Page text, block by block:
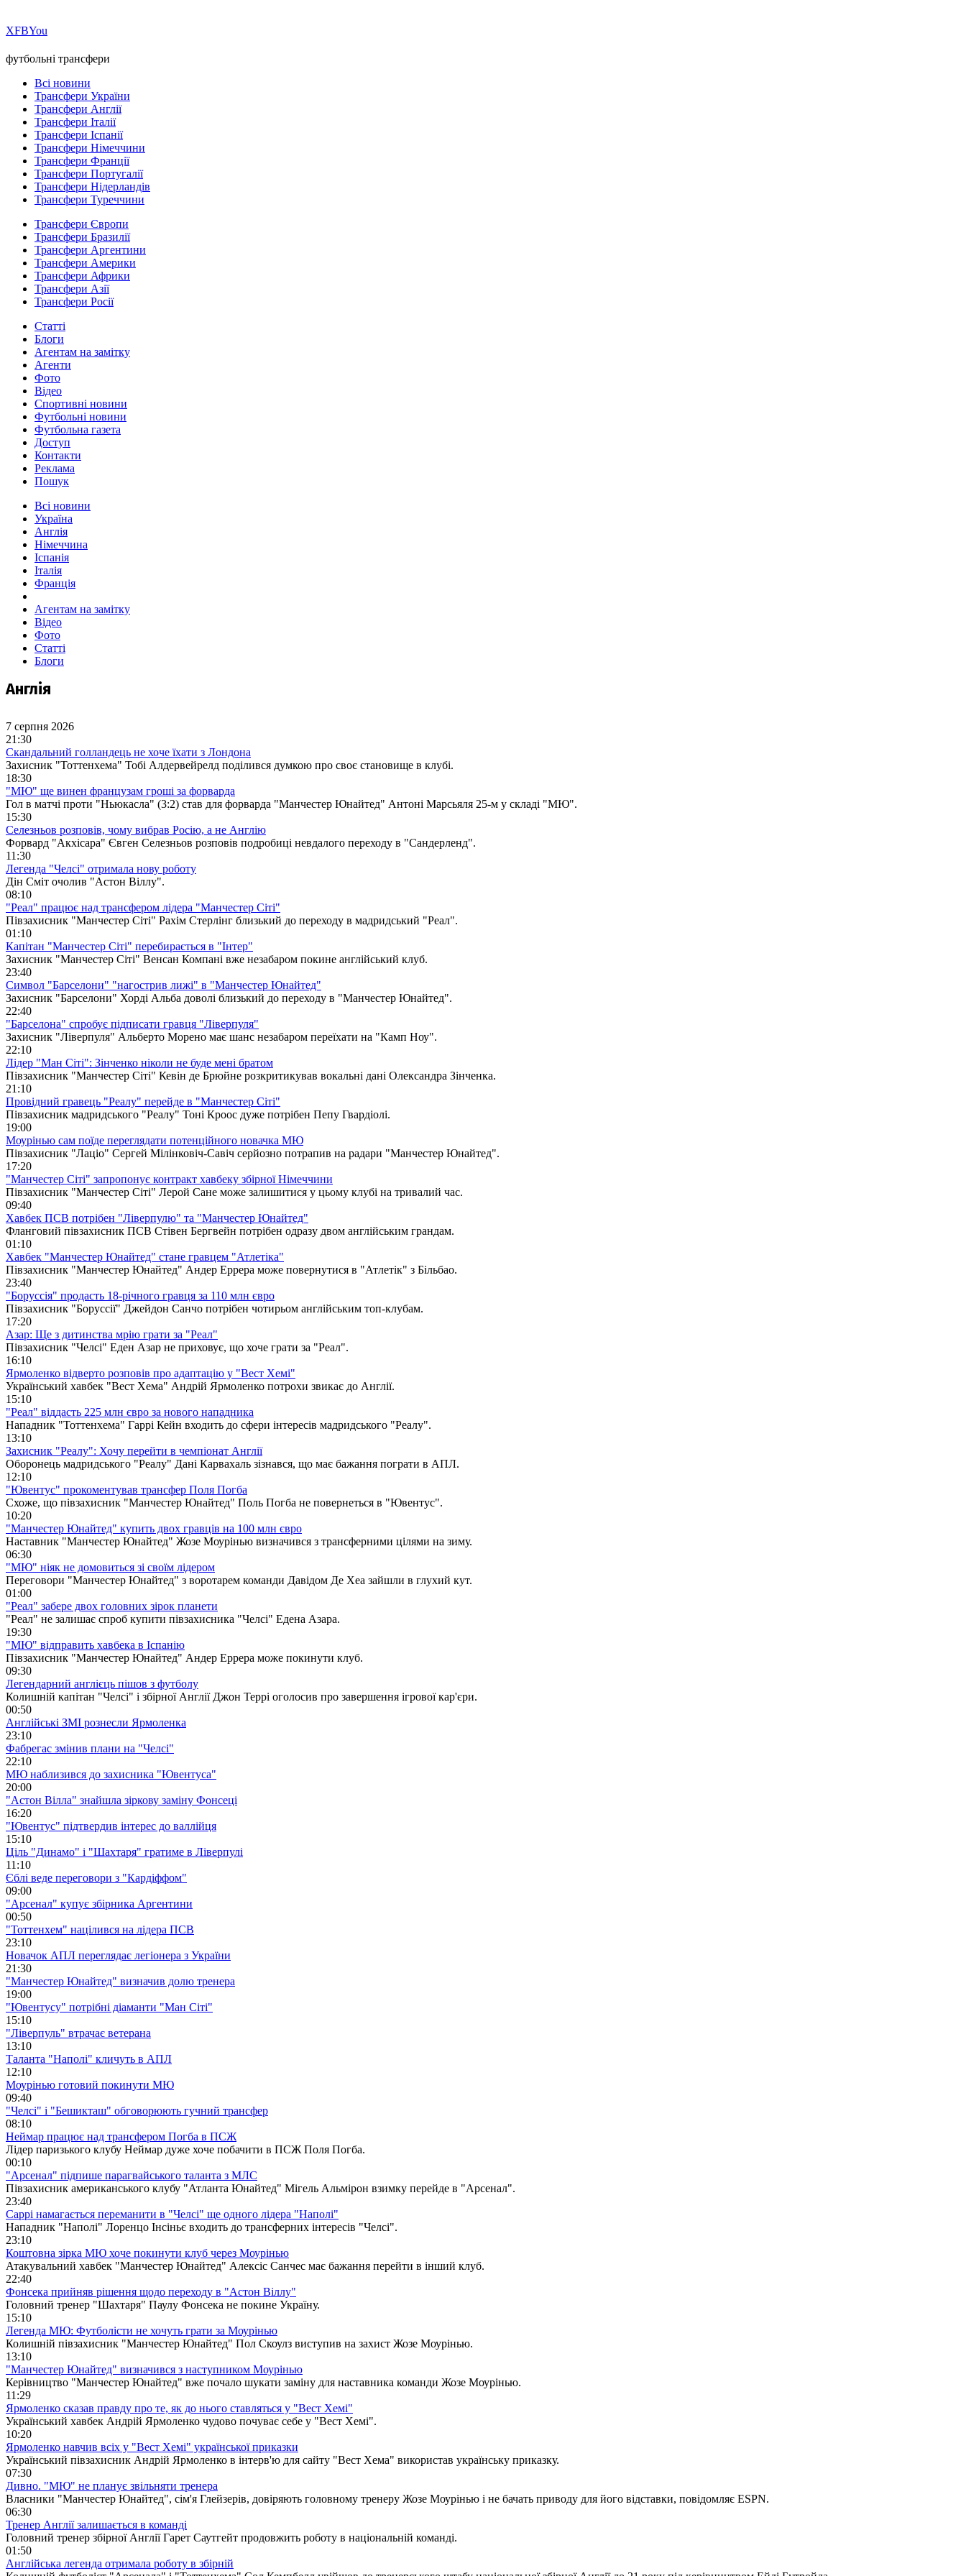
ХFBYou
футбольні трансфери
Всі новини
Трансфери України
Трансфери Англії
Трансфери Італії
Трансфери Іспанії
Трансфери Німеччини
Трансфери Франції
Трансфери Португалії
Трансфери Нідерландів
Трансфери Туреччини
Трансфери Європи
Трансфери Бразилії
Трансфери Аргентини
Трансфери Америки
Трансфери Африки
Трансфери Азії
Трансфери Росії
Статті
Блоги
Агентам на замітку
Агенти
Фото
Відео
Спортивні новини
Футбольні новини
Футбольна газета
Доступ
Контакти
Реклама
Пошук
Всі новини
Україна
Англія
Німеччина
Іспанія
Італія
Франція
Агентам на замітку
Відео
Фото
Статті
Блоги
Англія
7 серпня 2026
21:30
Скандальний голландець не хоче їхати з Лондона
Захисник "Тоттенхема" Тобі Алдервейрелд поділився думкою про своє становище в клубі.
18:30
"МЮ" ще винен французам гроші за форварда
Гол в матчі проти "Ньюкасла" (3:2) став для форварда "Манчестер Юнайтед" Антоні Марсьяля 25-м у складі "МЮ".
15:30
Селезньов розповів, чому вибрав Росію, а не Англію
Форвард "Акхісара" Євген Селезньов розповів подробиці невдалого переходу в "Сандерленд".
11:30
Легенда "Челсі" отримала нову роботу
Дін Сміт очолив "Астон Віллу".
08:10
"Реал" працює над трансфером лідера "Манчестер Сіті"
Півзахисник "Манчестер Сіті" Рахім Стерлінг близький до переходу в мадридський "Реал".
01:10
Капітан "Манчестер Сіті" перебирається в "Інтер"
Захисник "Манчестер Сіті" Венсан Компані вже незабаром покине англійський клуб.
23:40
Символ "Барселони" "нагострив лижі" в "Манчестер Юнайтед"
Захисник "Барселони" Хорді Альба доволі близький до переходу в "Манчестер Юнайтед".
22:40
"Барселона" спробує підписати гравця "Ліверпуля"
Захисник "Ліверпуля" Альберто Морено має шанс незабаром переїхати на "Камп Ноу".
22:10
Лідер "Ман Сіті": Зінченко ніколи не буде мені братом
Півзахисник "Манчестер Сіті" Кевін де Брюйне розкритикував вокальні дані Олександра Зінченка.
21:10
Провідний гравець "Реалу" перейде в "Манчестер Сіті"
Півзахисник мадридського "Реалу" Тоні Кроос дуже потрібен Пепу Гвардіолі.
19:00
Моурінью сам поїде переглядати потенційного новачка МЮ
Півзахисник "Лаціо" Сергей Мілінковіч-Савіч серйозно потрапив на радари "Манчестер Юнайтед".
17:20
"Манчестер Сіті" запропонує контракт хавбеку збірної Німеччини
Півзахисник "Манчестер Сіті" Лерой Сане може залишитися у цьому клубі на тривалий час.
09:40
Хавбек ПСВ потрібен "Ліверпулю" та "Манчестер Юнайтед"
Фланговий півзахисник ПСВ Стівен Бергвейн потрібен одразу двом англійським грандам.
01:10
Хавбек "Манчестер Юнайтед" стане гравцем "Атлетіка"
Півзахисник "Манчестер Юнайтед" Андер Еррера може повернутися в "Атлетік" з Більбао.
23:40
"Боруссія" продасть 18-річного гравця за 110 млн євро
Півзахисник "Боруссії" Джейдон Санчо потрібен чотирьом англійським топ-клубам.
17:20
Азар: Ще з дитинства мрію грати за "Реал"
Півзахисник "Челсі" Еден Азар не приховує, що хоче грати за "Реал".
16:10
Ярмоленко відверто розповів про адаптацію у "Вест Хемі"
Український хавбек "Вест Хема" Андрій Ярмоленко потрохи звикає до Англії.
15:10
"Реал" віддасть 225 млн євро за нового нападника
Нападник "Тоттенхема" Гаррі Кейн входить до сфери інтересів мадридського "Реалу".
13:10
Захисник "Реалу": Хочу перейти в чемпіонат Англії
Оборонець мадридського "Реалу" Дані Карвахаль зізнався, що має бажання пограти в АПЛ.
12:10
"Ювентус" прокоментував трансфер Поля Погба
Схоже, що півзахисник "Манчестер Юнайтед" Поль Погба не повернеться в "Ювентус".
10:20
"Манчестер Юнайтед" купить двох гравців на 100 млн євро
Наставник "Манчестер Юнайтед" Жозе Моурінью визначився з трансферними цілями на зиму.
06:30
"МЮ" ніяк не домовиться зі своїм лідером
Переговори "Манчестер Юнайтед" з воротарем команди Давідом Де Хеа зайшли в глухий кут.
01:00
"Реал" забере двох головних зірок планети
"Реал" не залишає спроб купити півзахисника "Челсі" Едена Азара.
19:30
"МЮ" відправить хавбека в Іспанію
Півзахисник "Манчестер Юнайтед" Андер Еррера може покинути клуб.
09:30
Легендарний англієць пішов з футболу
Колишній капітан "Челсі" і збірної Англії Джон Террі оголосив про завершення ігрової кар'єри.
00:50
Англійські ЗМІ рознесли Ярмоленка
23:10
Фабрегас змінив плани на "Челсі"
22:10
МЮ наблизився до захисника "Ювентуса"
20:00
"Астон Вілла" знайшла зіркову заміну Фонсеці
16:20
"Ювентус" підтвердив інтерес до валлійця
15:10
Ціль "Динамо" і "Шахтаря" гратиме в Ліверпулі
11:10
Єблі веде переговори з "Кардіффом"
09:00
"Арсенал" купує збірника Аргентини
00:50
"Тоттенхем" націлився на лідера ПСВ
23:10
Новачок АПЛ переглядає легіонера з України
21:30
"Манчестер Юнайтед" визначив долю тренера
19:00
"Ювентусу" потрібні діаманти "Ман Сіті"
15:10
"Ліверпуль" втрачає ветерана
13:10
Таланта "Наполі" кличуть в АПЛ
12:10
Моурінью готовий покинути МЮ
09:40
"Челсі" і "Бешикташ" обговорюють гучний трансфер
08:10
Неймар працює над трансфером Погба в ПСЖ
Лідер паризького клубу Неймар дуже хоче побачити в ПСЖ Поля Погба.
00:10
"Арсенал" підпише парагвайського таланта з МЛС
Півзахисник американського клубу "Атланта Юнайтед" Мігель Альмірон взимку перейде в "Арсенал".
23:40
Саррі намагається переманити в "Челсі" ще одного лідера "Наполі"
Нападник "Наполі" Лоренцо Інсіньє входить до трансферних інтересів "Челсі".
23:10
Коштовна зірка МЮ хоче покинути клуб через Моурінью
Атакувальний хавбек "Манчестер Юнайтед" Алексіс Санчес має бажання перейти в інший клуб.
22:40
Фонсека прийняв рішення щодо переходу в "Астон Віллу"
Головний тренер "Шахтаря" Паулу Фонсека не покине Україну.
15:10
Легенда МЮ: Футболісти не хочуть грати за Моурінью
Колишній півзахисник "Манчестер Юнайтед" Пол Скоулз виступив на захист Жозе Моурінью.
13:10
"Манчестер Юнайтед" визначився з наступником Моурінью
Керівництво "Манчестер Юнайтед" вже почало шукати заміну для наставника команди Жозе Моурінью.
11:29
Ярмоленко сказав правду про те, як до нього ставляться у "Вест Хемі"
Український хавбек Андрій Ярмоленко чудово почуває себе у "Вест Хемі".
10:20
Ярмоленко навчив всіх у "Вест Хемі" української приказки
Український півзахисник Андрій Ярмоленко в інтерв'ю для сайту "Вест Хема" використав українську приказку.
07:30
Дивно. "МЮ" не планує звільняти тренера
Власники "Манчестер Юнайтед", сім'я Глейзерів, довіряють головному тренеру Жозе Моурінью і не бачать приводу для його відставки, повідомляє ESPN.
06:30
Тренер Англії залишається в команді
Головний тренер збірної Англії Гарет Саутгейт продовжить роботу в національній команді.
01:50
Англійська легенда отримала роботу в збірній